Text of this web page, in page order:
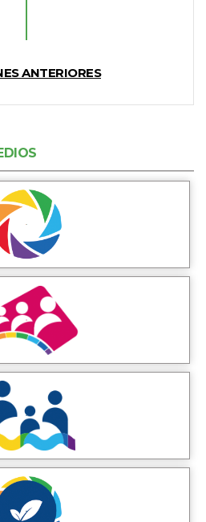
ANTERIORES